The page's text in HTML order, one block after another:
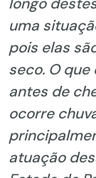
uma
pois elas
seco. O
antes de
ocorre
atuação